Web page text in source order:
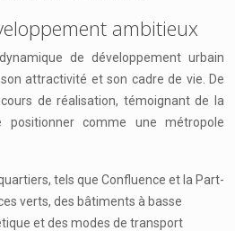
ambitieux
de développement urbain
attractivité et son cadre de vie. De
de réalisation, témoignant de la
comme une métropole
tels que Confluence et la Part-
verts, des bâtiments à basse
et des modes de transport